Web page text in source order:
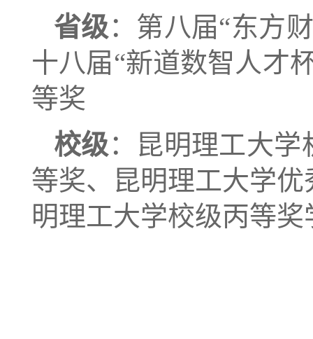
省级 ：第八届“东方
十八届“新道数智人才
等奖
校级 ：昆明理工大
等奖、昆明理工大学
明理工大学校级丙等